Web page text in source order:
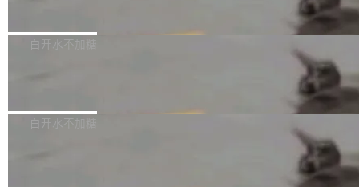
自研的多个文生3D和...
整性保护。效果是：吞吐量提升 41%，每 token
让语音识别不再只是听清，而是真正听懂。通过
w 不要求标准普通话，方言识别覆盖粤语、吴语
新和少量网页兼容性修复版本。 Changes/fixe
容提供的字体时出现的几个问题 为避免音频加
白开水不加糖
发布的 Release Notes，他利用 AI 工具（如 Co
白开水不加糖